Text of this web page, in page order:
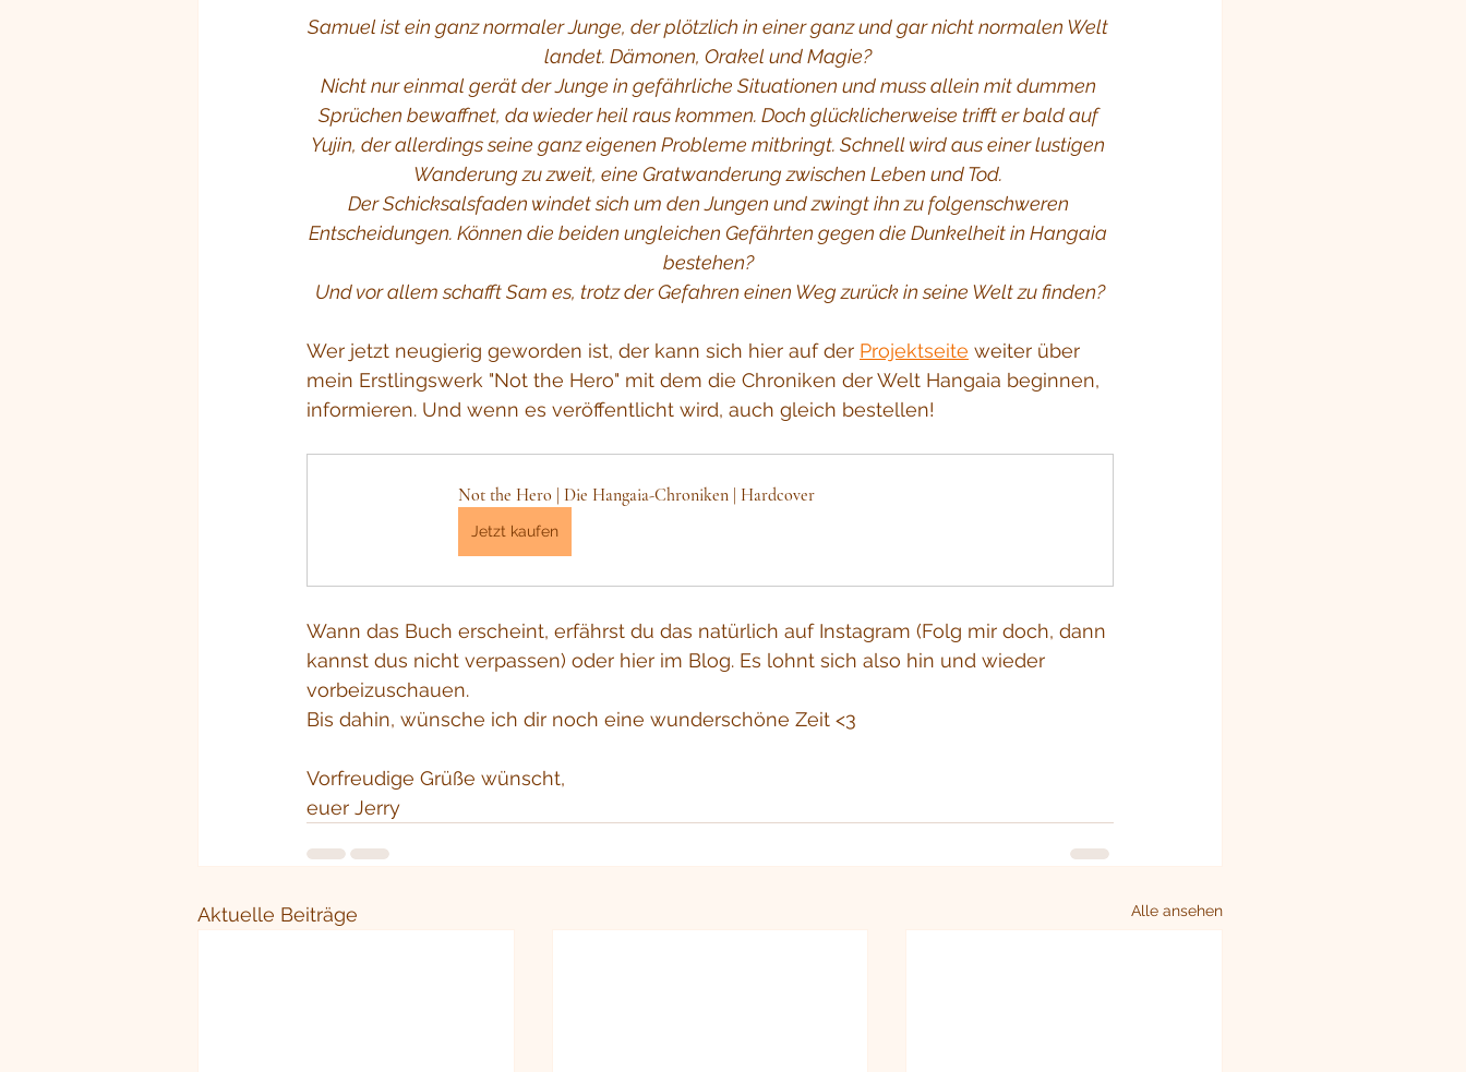
Samuel ist ein ganz normaler Junge, der plötzlich in einer ganz und gar nicht normalen Welt
landet. Dämonen, Orakel und Magie?
Nicht nur einmal gerät der Junge in gefährliche Situationen und muss allein mit dummen
Sprüchen bewaffnet, da wieder heil raus kommen. Doch glücklicherweise trifft er bald auf
Yujin, der allerdings seine ganz eigenen Probleme mitbringt. Schnell wird aus einer lustigen
Wanderung zu zweit, eine Gratwanderung zwischen Leben und Tod.
Der Schicksalsfaden windet sich um den Jungen und zwingt ihn zu folgenschweren
Entscheidungen. Können die beiden ungleichen Gefährten gegen die Dunkelheit in Hangaia
bestehen?
Und vor allem schafft Sam es, trotz der Gefahren einen Weg zurück in seine Welt zu finden?
Wer jetzt neugierig geworden ist, der kann sich hier auf der Projektseite weiter über
mein Erstlingswerk "Not the Hero" mit dem die Chroniken der Welt Hangaia beginnen,
informieren. Und wenn es veröffentlicht wird, auch gleich bestellen!
Not the Hero | Die Hangaia-Chroniken | Hardcover
Jetzt kaufen
Wann das Buch erscheint, erfährst du das natürlich auf Instagram (Folg mir doch, dann
kannst dus nicht verpassen) oder hier im Blog. Es lohnt sich also hin und wieder
vorbeizuschauen.
Bis dahin, wünsche ich dir noch eine wunderschöne Zeit <3
Vorfreudige Grüße wünscht,
euer Jerry
Aktuelle Beiträge Alle ansehen